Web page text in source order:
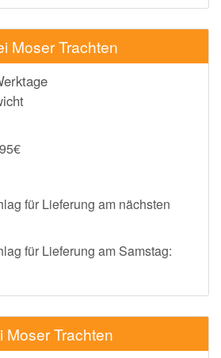
Moser Trachten
für Lieferung am nächsten
für Lieferung am Samstag:
Moser Trachten